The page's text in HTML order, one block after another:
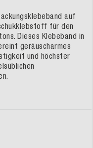
auf
für den
Dieses Klebeband in
geräuscharmes
und höchster